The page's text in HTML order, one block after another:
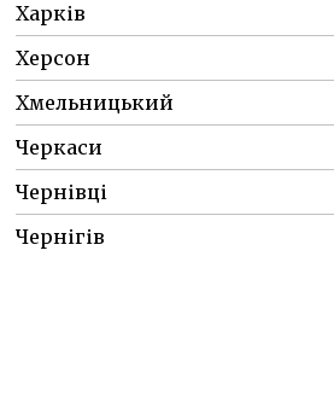
Харків
Херсон
Хмельницький
Черкаси
Чернівці
Чернігів